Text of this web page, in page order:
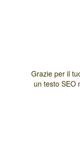
Grazie per il
un testo SEO